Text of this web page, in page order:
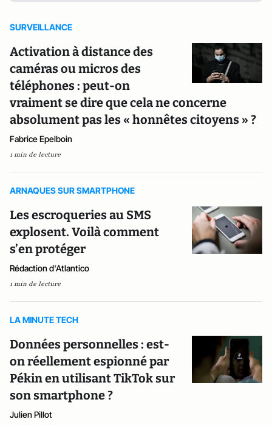
SURVEILLANCE
Activation à distance des
caméras ou micros des
téléphones : peut-on
vraiment se dire que cela ne concerne
absolument pas les « honnêtes citoyens » ?
Fabrice Epelboin
1 min de lecture
ARNAQUES SUR SMARTPHONE
Les escroqueries au SMS
explosent. Voilà comment
s’en protéger
Rédaction d'Atlantico
1 min de lecture
LA MINUTE TECH
Données personnelles : est-
on réellement espionné par
Pékin en utilisant TikTok sur
son smartphone ?
Julien Pillot